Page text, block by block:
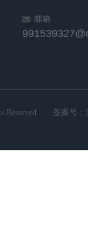
邮箱
备案号：